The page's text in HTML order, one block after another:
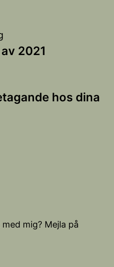
2021
hos dina
mig? Mejla på